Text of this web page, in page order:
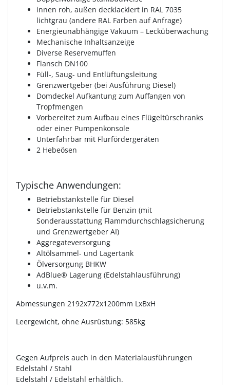
innen roh, außen decklackiert in RAL 7035
lichtgrau (andere RAL Farben auf Anfrage)
Energieunabhängige Vakuum – Lecküberwachung
Mechanische Inhaltsanzeige
Diverse Reservemuffen
Flansch DN100
Füll-, Saug- und Entlüftungsleitung
Grenzwertgeber (bei Ausführung Diesel)
Domdeckel Aufkantung zum Auffangen von
Tropfmengen
Vorbereitet zum Aufbau eines Flügeltürschranks
oder einer Pumpenkonsole
Unterfahrbar mit Flurfördergeräten
2 Hebeösen
Typische Anwendungen:
Betriebstankstelle für Diesel
Betriebstankstelle für Benzin (mit
Sonderausstattung Flammdurchschlagsicherung
und Grenzwertgeber AI)
Aggregateversorgung
Altölsammel- und Lagertank
Ölversorgung BHKW
AdBlue® Lagerung (Edelstahlausführung)
u.v.m.
Abmessungen 2192x772x1200mm LxBxH
Leergewicht, ohne Ausrüstung: 585kg
Gegen Aufpreis auch in den Materialausführungen
Edelstahl / Stahl
Edelstahl / Edelstahl erhältlich.